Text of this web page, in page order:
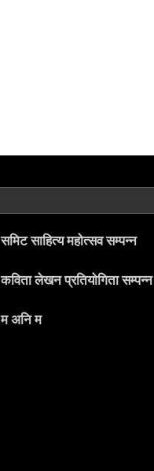
समिट साहित्य महोत्सव सम्पन्न
कविता लेखन प्रतियोगिता सम्पन्न
म अनि म